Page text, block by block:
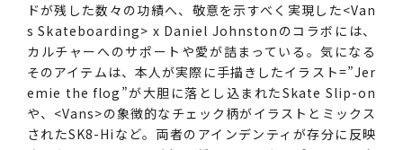
ドが残した数々の功績へ、敬意を示すべく実現した<Van
s Skateboarding> x Daniel Johnstonのコラボには、
カルチャーへのサポートや愛が詰まっている。気になる
そのアイテムは、本人が実際に手描きしたイラスト=”Jer
emie the flog”が大胆に落とし込まれたSkate Slip-on
や、<Vans>の象徴的なチェック柄がイラストとミックス
されたSK8-Hiなど。両者のアインデンティが存分に反映